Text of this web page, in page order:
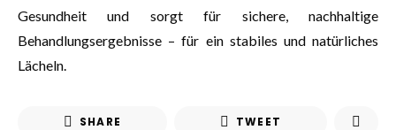
Gesundheit und sorgt für sichere, nachhaltige
Behandlungsergebnisse – für ein stabiles und natürliches
Lächeln.
SHARE TWEET